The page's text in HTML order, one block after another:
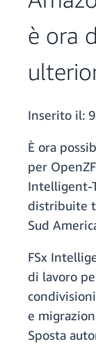
è ora
Inserito il:
È ora
per
Intelligent-
distribuite
Sud
FSx
di lavoro
e
Sposta